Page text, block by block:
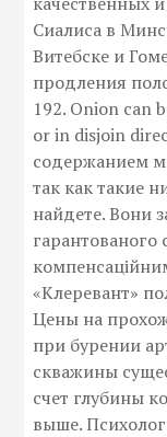
Сиалиса в
Витебске и
продления
192. Onion can
or in disjoin
содержанием
так как такие
найдете. Вони
гарантованого
«Клеревант»
Цены на
при бурении
скважины
счет глубины
выше.